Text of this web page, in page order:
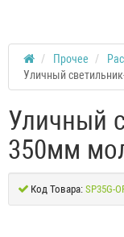
Прочее
Уличный
Уличный
350мм
Код Товара: SP35G-